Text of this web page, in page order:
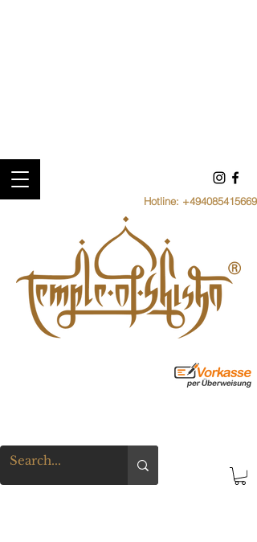
Hotline: +494085415669